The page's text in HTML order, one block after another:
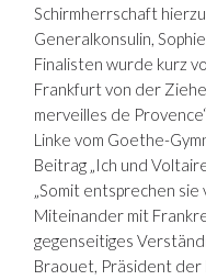
Schirmherrschaft
Generalkonsulin,
Finalisten wurde kurz
Frankfurt von der
merveilles de
Linke vom Goethe-
Beitrag „Ich und
„Somit entsprechen sie
Miteinander mit
gegenseitiges
Braouet, Präsident der